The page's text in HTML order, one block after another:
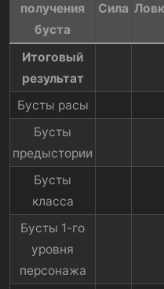
получения
буста​
Сила​
Итоговый
результат
Бусты расы​
Бусты
предыстории​
Бусты
класса​
Бусты 1-го
уровня
персонажа​